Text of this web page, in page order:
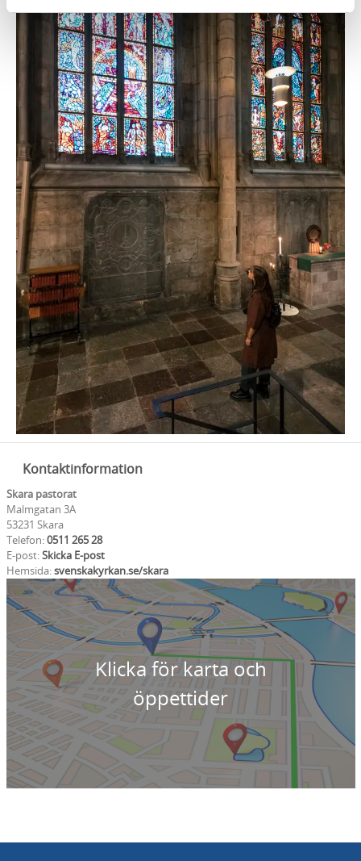
Kontaktinformation
Skara pastorat
Malmgatan 3A
53231 Skara
Telefon:0511 265 28
E-post:Skicka E-post
Hemsida:svenskakyrkan.se/skara
Klicka för karta och
öppettider